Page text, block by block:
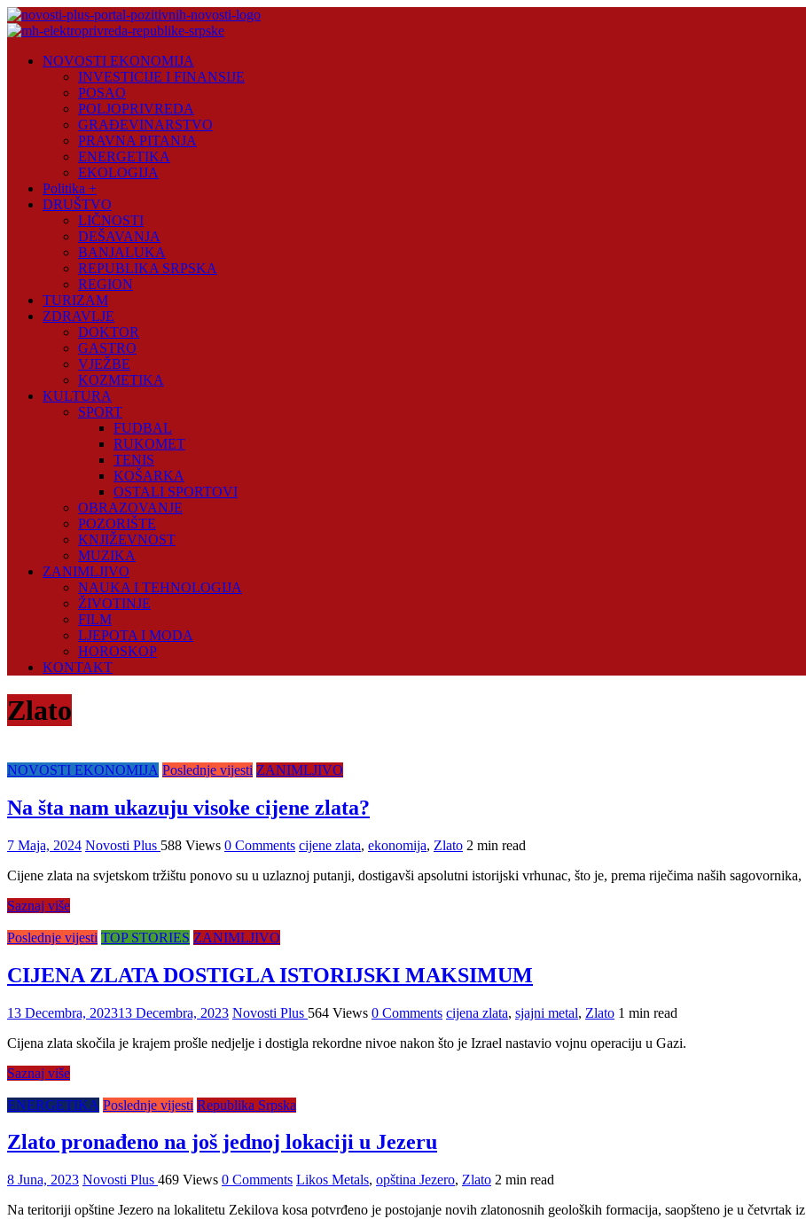
Skip
to
Plus
NOVOSTI EKONOMIJA
INVESTICIJE I FINANSIJE
POSAO
POLJOPRIVREDA
GRAĐEVINARSTVO
PRAVNA PITANJA
ENERGETIKA
EKOLOGIJA
Politika +
DRUŠTVO
LIČNOSTI
DEŠAVANJA
BANJALUKA
REPUBLIKA SRPSKA
REGION
TURIZAM
ZDRAVLJE
DOKTOR
GASTRO
VJEŽBE
KOZMETIKA
KULTURA
SPORT
FUDBAL
RUKOMET
TENIS
KOŠARKA
OSTALI SPORTOVI
OBRAZOVANJE
POZORIŠTE
KNJIŽEVNOST
MUZIKA
ZANIMLJIVO
NAUKA I TEHNOLOGIJA
ŽIVOTINJE
FILM
LJEPOTA I MODA
HOROSKOP
KONTAKT
Zlato
NOVOSTI EKONOMIJA Poslednje vijesti ZANIMLJIVO
Na šta nam ukazuju visoke cijene zlata?
7 Maja, 2024 Novosti Plus 588 Views 0 Comments cijene zlata, ekonomija, Zlato 2 min read
Cijene zlata na svjetskom tržištu ponovo su u uzlaznoj putanji, dostigavši apsolutni istorijski vrhunac, što je, prema riječima naših sagovornika,
Saznaj više
Poslednje vijesti TOP STORIES ZANIMLJIVO
CIJENA ZLATA DOSTIGLA ISTORIJSKI MAKSIMUM
13 Decembra, 202313 Decembra, 2023 Novosti Plus 564 Views 0 Comments cijena zlata, sjajni metal, Zlato 1 min read
Cijena zlata skočila je krajem prošle nedjelje i dostigla rekordne nivoe nakon što je Izrael nastavio vojnu operaciju u Gazi.
Saznaj više
ENERGETIKA Poslednje vijesti Republika Srpska
Zlato pronađeno na još jednoj lokaciji u Jezeru
8 Juna, 2023 Novosti Plus 469 Views 0 Comments Likos Metals, opština Jezero, Zlato 2 min read
Na teritoriji opštine Jezero na lokalitetu Zekilova kosa potvrđeno je postojanje novih zlatonosnih geoloških formacija, saopšteno je u četvrtak iz